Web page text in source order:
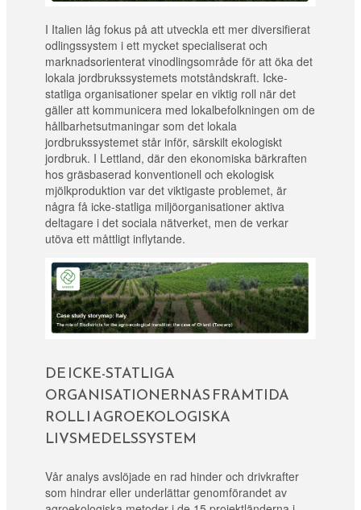
I Italien låg fokus på att utveckla ett mer diversifierat
odlingssystem i ett mycket specialiserat och
marknadsorienterat vinodlingsområde för att öka det
lokala jordbrukssystemets motståndskraft. Icke-
statliga organisationer spelar en viktig roll när det
gäller att kommunicera med lokalbefolkningen om de
hållbarhetsutmaningar som det lokala
jordbrukssystemet står inför, särskilt ekologiskt
jordbruk. I Lettland, där den ekonomiska bärkraften
hos gräsbaserad konventionell och ekologisk
mjölkproduktion var det viktigaste problemet, är
några få icke-statliga miljöorganisationer aktiva
deltagare i det sociala nätverket, men de verkar
utöva ett måttligt inflytande.
DE ICKE-STATLIGA
ORGANISATIONERNAS FRAMTIDA
ROLL I AGROEKOLOGISKA
LIVSMEDELSSYSTEM
Vår analys avslöjade en rad hinder och drivkrafter
som hindrar eller underlättar genomförandet av